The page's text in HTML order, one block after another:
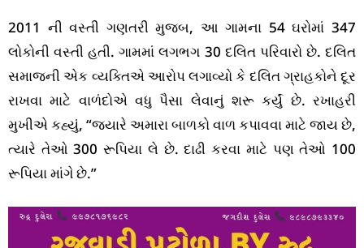
2011 ની વસ્તી ગણતરી મુજબ, આ ગામના 54 ઘરોમાં 347
લોકોની વસ્તી હતી. ગામમાં લગભગ 30 દલિત પરિવારો છે. દલિત
સમાજની એક વ્યક્તિએ આરોપ લગાવ્યો કે દલિત ગ્રાહકોને દૂર
રાખવા માટે વાળંદોએ વધુ પૈસા લેવાનું શરૂ કર્યું છે. રખાહરી
મુખીએ કહ્યું, “જ્યારે અમારા બાળકો વાળ કપાવવા માટે જાય છે,
ત્યારે તેઓ 300 રૂપિયા લે છે. દાઢી કરવા માટે પણ તેઓ 100
રૂપિયા માંગે છે.”